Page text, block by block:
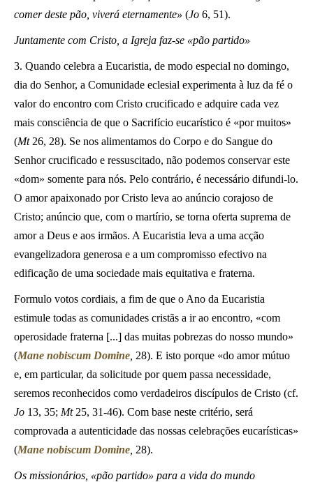
comer deste pão, viverá eternamente» (Jo 6, 51).
Juntamente com Cristo, a Igreja faz-se «pão partido»
3. Quando celebra a Eucaristia, de modo especial no domingo,
dia do Senhor, a Comunidade eclesial experimenta à luz da fé o
valor do encontro com Cristo crucificado e adquire cada vez
mais consciência de que o Sacrifício eucarístico é «por muitos»
(Mt 26, 28). Se nos alimentamos do Corpo e do Sangue do
Senhor crucificado e ressuscitado, não podemos conservar este
«dom» somente para nós. Pelo contrário, é necessário difundi-lo.
O amor apaixonado por Cristo leva ao anúncio corajoso de
Cristo; anúncio que, com o martírio, se torna oferta suprema de
amor a Deus e aos irmãos. A Eucaristia leva a uma acção
evangelizadora generosa e a um compromisso efectivo na
edificação de uma sociedade mais equitativa e fraterna.
Formulo votos cordiais, a fim de que o Ano da Eucaristia
estimule todas as comunidades cristãs a ir ao encontro, «com
operosidade fraterna [...] das muitas pobrezas do nosso mundo»
(Mane nobiscum Domine 28). E isto porque «do amor mútuo
e, em particular, da solicitude por quem passa necessidade,
seremos reconhecidos como verdadeiros discípulos de Cristo (cf.
Jo 13, 35; Mt 25, 31-46). Com base neste critério, será
comprovada a autenticidade das nossas celebrações eucarísticas»
(Mane nobiscum Domine 28).
Os missionários, «pão partido» para a vida do mundo